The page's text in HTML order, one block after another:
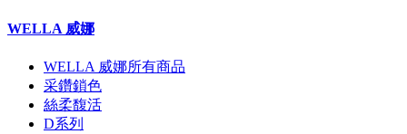
WELLA 威娜
WELLA 威娜所有商品
采鑽鎖色
絲柔馥活
D系列